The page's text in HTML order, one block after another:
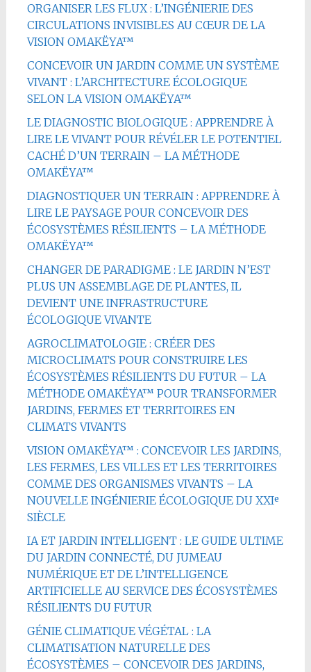
ORGANISER LES FLUX : L’INGÉNIERIE DES
CIRCULATIONS INVISIBLES AU CŒUR DE LA
VISION OMAKËYA™
CONCEVOIR UN JARDIN COMME UN SYSTÈME
VIVANT : L’ARCHITECTURE ÉCOLOGIQUE
SELON LA VISION OMAKËYA™
LE DIAGNOSTIC BIOLOGIQUE : APPRENDRE À
LIRE LE VIVANT POUR RÉVÉLER LE POTENTIEL
CACHÉ D’UN TERRAIN – LA MÉTHODE
OMAKËYA™
DIAGNOSTIQUER UN TERRAIN : APPRENDRE À
LIRE LE PAYSAGE POUR CONCEVOIR DES
ÉCOSYSTÈMES RÉSILIENTS – LA MÉTHODE
OMAKËYA™
CHANGER DE PARADIGME : LE JARDIN N’EST
PLUS UN ASSEMBLAGE DE PLANTES, IL
DEVIENT UNE INFRASTRUCTURE
ÉCOLOGIQUE VIVANTE
AGROCLIMATOLOGIE : CRÉER DES
MICROCLIMATS POUR CONSTRUIRE LES
ÉCOSYSTÈMES RÉSILIENTS DU FUTUR – LA
MÉTHODE OMAKËYA™ POUR TRANSFORMER
JARDINS, FERMES ET TERRITOIRES EN
CLIMATS VIVANTS
VISION OMAKËYA™ : CONCEVOIR LES JARDINS,
LES FERMES, LES VILLES ET LES TERRITOIRES
COMME DES ORGANISMES VIVANTS – LA
NOUVELLE INGÉNIERIE ÉCOLOGIQUE DU XXIᵉ
SIÈCLE
IA ET JARDIN INTELLIGENT : LE GUIDE ULTIME
DU JARDIN CONNECTÉ, DU JUMEAU
NUMÉRIQUE ET DE L’INTELLIGENCE
ARTIFICIELLE AU SERVICE DES ÉCOSYSTÈMES
RÉSILIENTS DU FUTUR
GÉNIE CLIMATIQUE VÉGÉTAL : LA
CLIMATISATION NATURELLE DES
ÉCOSYSTÈMES – CONCEVOIR DES JARDINS,